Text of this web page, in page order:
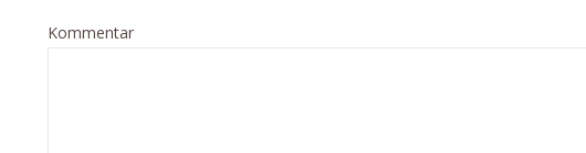
Kommentar